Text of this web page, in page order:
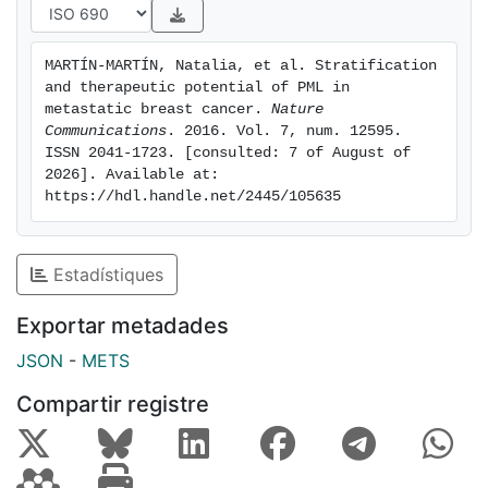
MARTÍN-MARTÍN, Natalia, et al. Stratification
and therapeutic potential of PML in
metastatic breast cancer. Nature
Communications . 2016. Vol. 7, num. 12595.
ISSN 2041-1723. [consulted: 7 of August of
2026]. Available at:
https://hdl.handle.net/2445/105635
Estadístiques
Exportar metadades
JSON - METS
Compartir registre